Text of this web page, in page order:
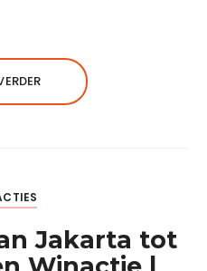
Jakarta tot